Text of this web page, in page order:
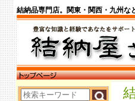
結納品専門店。関東・関西・九州な